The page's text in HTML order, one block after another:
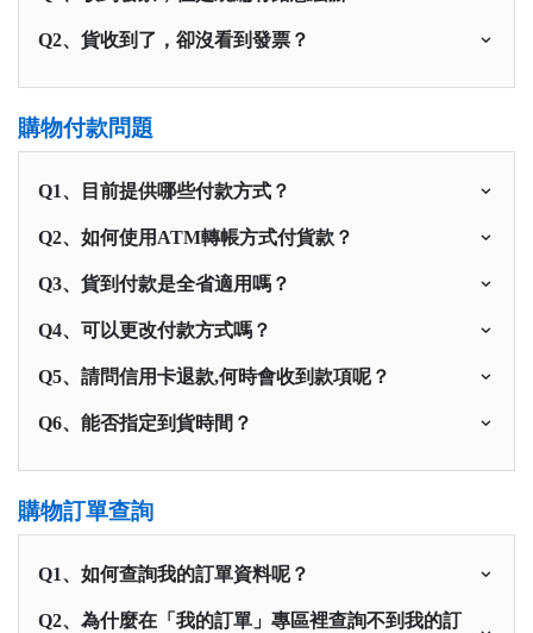
Q2、貨收到了，卻沒看到發票？
購物付款問題
Q1、目前提供哪些付款方式？
Q2、如何使用ATM轉帳方式付貨款？
Q3、貨到付款是全省適用嗎？
Q4、可以更改付款方式嗎？
Q5、請問信用卡退款,何時會收到款項呢？
Q6、能否指定到貨時間？
購物訂單查詢
Q1、如何查詢我的訂單資料呢？
Q2、為什麼在「我的訂單」專區裡查詢不到我的訂